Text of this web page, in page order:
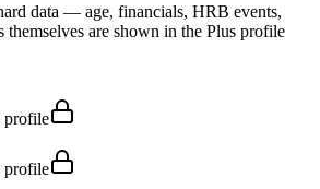
data — age, financials, HRB events,
themselves are shown in the Plus profile
profile
profile